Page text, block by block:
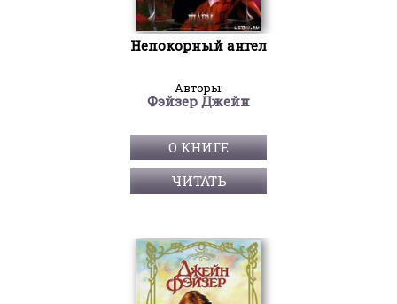
Непокорный ангел
Авторы:
Фэйзер Джейн
О КНИГЕ
ЧИТАТЬ